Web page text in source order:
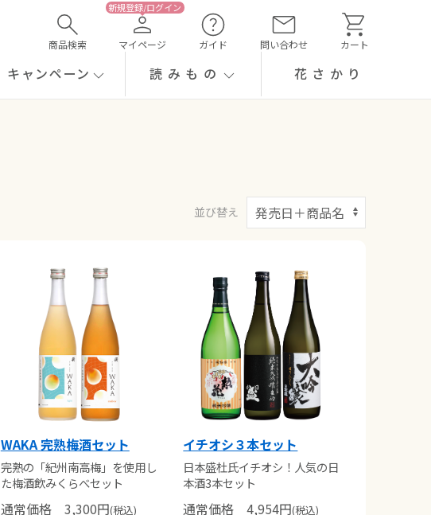
商品検索 マイページ ガイド 問い合わせ カート
キャンペーン 読みもの 花さかり
並び替え
WAKA 完熟梅酒セット
完熟の「紀州南高梅」を使用し
た梅酒飲みくらべセット
通常価格3,300円(税込)
イチオシ３本セット
日本盛杜氏イチオシ！人気の日
本酒3本セット
通常価格 4,954円(税込)